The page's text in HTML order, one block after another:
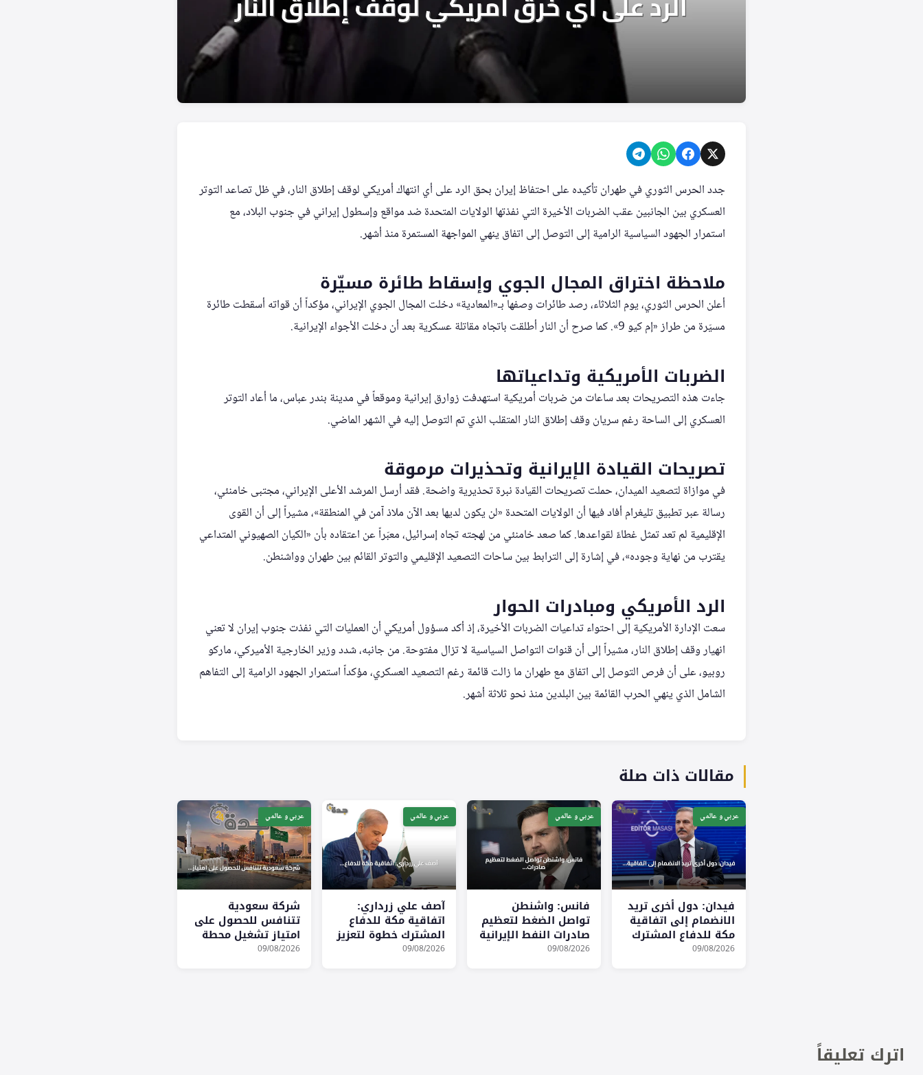
جدد الحرس الثوري في طهران تأكيده على احتفاظ إيران بحق الرد على أي انتهاك أمريكي لوقف إطلاق النار، في ظل تصاعد التوتر
العسكري بين الجانبين عقب الضربات الأخيرة التي نفذتها الولايات المتحدة ضد مواقع وإسطول إيراني في جنوب البلاد، مع
استمرار الجهود السياسية الرامية إلى التوصل إلى اتفاق ينهي المواجهة المستمرة منذ أشهر.
ملاحظة اختراق المجال الجوي وإسقاط طائرة مسيّرة
أعلن الحرس الثوري، يوم الثلاثاء، رصد طائرات وصفها بـ«المعادية» دخلت المجال الجوي الإيراني، مؤكداً أن قواته أسقطت طائرة
مسيّرة من طراز «إم كيو 9». كما صرح أن النار أطلقت باتجاه مقاتلة عسكرية بعد أن دخلت الأجواء الإيرانية.
الضربات الأمريكية وتداعياتها
جاءت هذه التصريحات بعد ساعات من ضربات أمريكية استهدفت زوارق إيرانية وموقعاً في مدينة بندر عباس، ما أعاد التوتر
العسكري إلى الساحة رغم سريان وقف إطلاق النار المتقلب الذي تم التوصل إليه في الشهر الماضي.
تصريحات القيادة الإيرانية وتحذيرات مرموقة
في موازاة لتصعيد الميدان، حملت تصريحات القيادة نبرة تحذيرية واضحة. فقد أرسل المرشد الأعلى الإيراني، مجتبى خامنئي،
رسالة عبر تطبيق تليغرام أفاد فيها أن الولايات المتحدة «لن يكون لديها بعد الآن ملاذ آمن في المنطقة»، مشيراً إلى أن القوى
الإقليمية لم تعد تمثل غطاءً لقواعدها. كما صعد خامنئي من لهجته تجاه إسرائيل، معبّراً عن اعتقاده بأن «الكيان الصهيوني المتداعي
يقترب من نهاية وجوده»، في إشارة إلى الترابط بين ساحات التصعيد الإقليمي والتوتر القائم بين طهران وواشنطن.
الرد الأمريكي ومبادرات الحوار
سعت الإدارة الأمريكية إلى احتواء تداعيات الضربات الأخيرة، إذ أكد مسؤول أمريكي أن العمليات التي نفذت جنوب إيران لا تعني
انهيار وقف إطلاق النار، مشيراً إلى أن قنوات التواصل السياسية لا تزال مفتوحة. من جانبه، شدد وزير الخارجية الأميركي، ماركو
روبيو، على أن فرص التوصل إلى اتفاق مع طهران ما زالت قائمة رغم التصعيد العسكري، مؤكداً استمرار الجهود الرامية إلى التفاهم
الشامل الذي ينهي الحرب القائمة بين البلدين منذ نحو ثلاثة أشهر.
مقالات ذات صلة
عربي و عالمي
فيدان: دول أخرى تريد
الانضمام إلى اتفاقية
مكة للدفاع المشترك
09/08/2026
عربي و عالمي
فانس: واشنطن
تواصل الضغط لتعظيم
صادرات النفط الإيرانية
عبر هرمز
09/08/2026
عربي و عالمي
آصف علي زرداري:
اتفاقية مكة للدفاع
المشترك خطوة لتعزيز
الأمن وتطوير القدرات
09/08/2026
عربي و عالمي
شركة سعودية
تتنافس للحصول على
امتياز تشغيل محطة
في ميناء كيب تاون
09/08/2026
اترك تعليقاً